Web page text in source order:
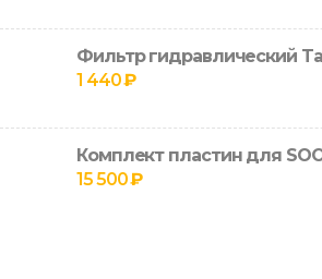
Фильтр гидравлический
1 440₽
Комплект пластин для
15 500₽